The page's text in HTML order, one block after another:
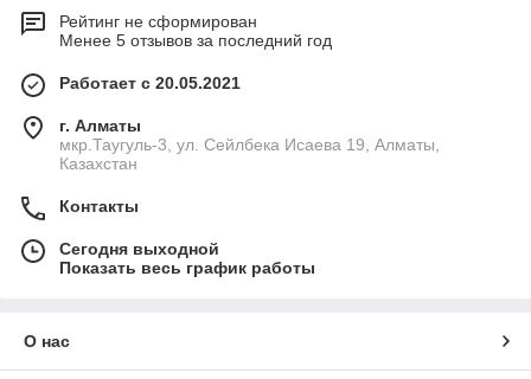
Рейтинг не сформирован
Менее 5 отзывов за последний год
Работает с 20.05.2021
г. Алматы
мкр.Таугуль-3, ул. Сейлбека Исаева 19, Алматы,
Казахстан
Контакты
Сегодня выходной
Показать весь график работы
О нас